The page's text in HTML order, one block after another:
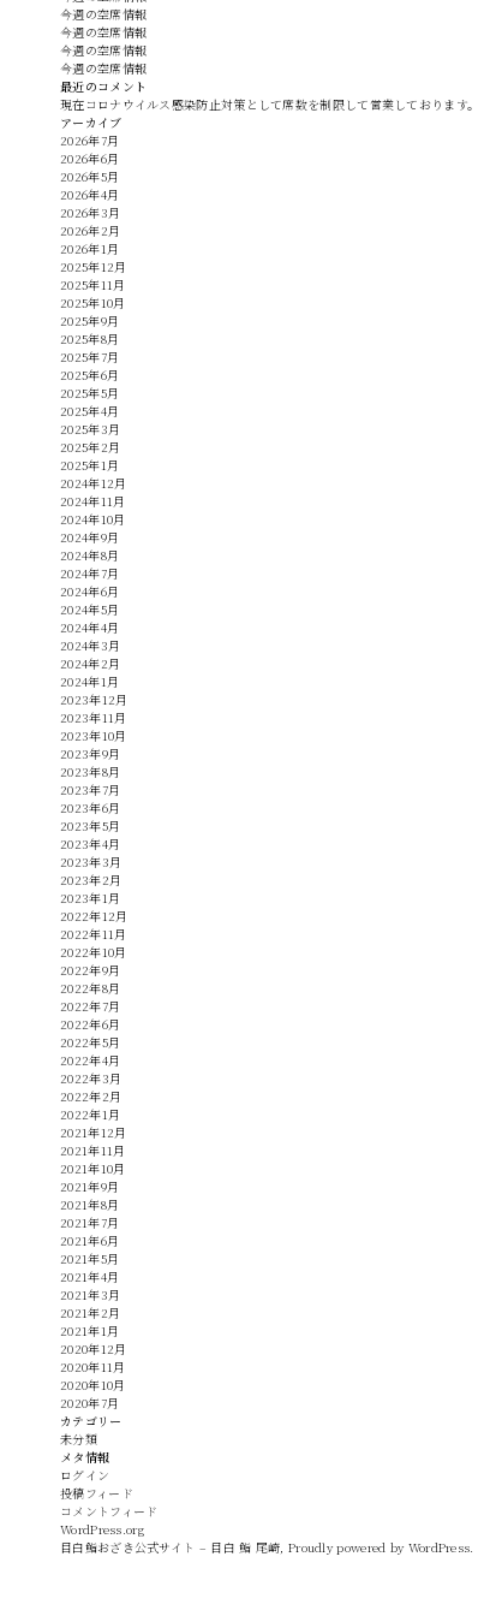
今週の空席情報
今週の空席情報
今週の空席情報
今週の空席情報
最近のコメント
現在コロナウイルス感染防止対策として席数を制限して営業しております。
アーカイブ
2026年7月
2026年6月
2026年5月
2026年4月
2026年3月
2026年2月
2026年1月
2025年12月
2025年11月
2025年10月
2025年9月
2025年8月
2025年7月
2025年6月
2025年5月
2025年4月
2025年3月
2025年2月
2025年1月
2024年12月
2024年11月
2024年10月
2024年9月
2024年8月
2024年7月
2024年6月
2024年5月
2024年4月
2024年3月
2024年2月
2024年1月
2023年12月
2023年11月
2023年10月
2023年9月
2023年8月
2023年7月
2023年6月
2023年5月
2023年4月
2023年3月
2023年2月
2023年1月
2022年12月
2022年11月
2022年10月
2022年9月
2022年8月
2022年7月
2022年6月
2022年5月
2022年4月
2022年3月
2022年2月
2022年1月
2021年12月
2021年11月
2021年10月
2021年9月
2021年8月
2021年7月
2021年6月
2021年5月
2021年4月
2021年3月
2021年2月
2021年1月
2020年12月
2020年11月
2020年10月
2020年7月
カテゴリー
未分類
メタ情報
ログイン
投稿フィード
コメントフィード
WordPress.org
目白鮨おざき公式サイト – 目白 鮨 尾崎, Proudly powered by WordPress.